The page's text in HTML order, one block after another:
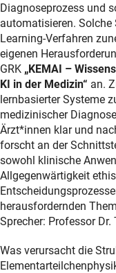
Diagnoseprozess und
automatisieren. Solche
Learning-Verfahren
eigenen
GRK „KEMAI –
KI in der Medizin“ an.
lernbasierter Systeme
medizinischer
Ärzt*innen klar und
forscht an der
sowohl klinische
Allgegenwärtigkeit
herausfordernden
Sprecher: Professor
Was verursacht die